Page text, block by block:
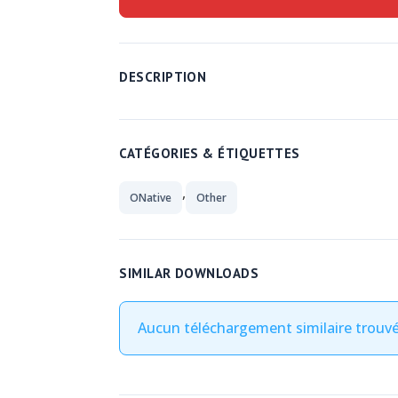
DESCRIPTION
CATÉGORIES & ÉTIQUETTES
ONative , Other
SIMILAR DOWNLOADS
Aucun téléchargement similaire